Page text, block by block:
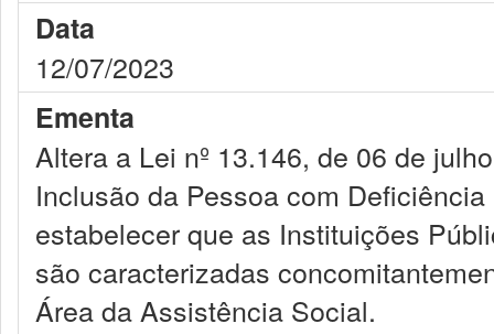
Data
12/07/2023
Ementa
Altera a Lei nº 13.146, de 06 de
Inclusão da Pessoa com
estabelecer que as Instituições
são caracterizadas
Área da Assistência Social.